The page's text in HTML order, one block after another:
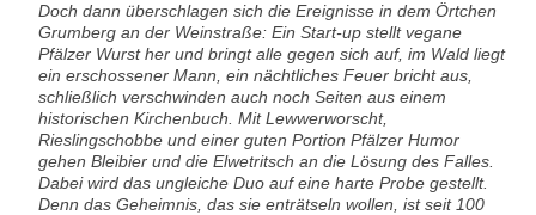
Doch dann überschlagen sich die Ereignisse in dem Örtchen
Grumberg an der Weinstraße: Ein Start-up stellt vegane
Pfälzer Wurst her und bringt alle gegen sich auf, im Wald liegt
ein erschossener Mann, ein nächtliches Feuer bricht aus,
schließlich verschwinden auch noch Seiten aus einem
historischen Kirchenbuch. Mit Lewwerworscht,
Rieslingschobbe und einer guten Portion Pfälzer Humor
gehen Bleibier und die Elwetritsch an die Lösung des Falles.
Dabei wird das ungleiche Duo auf eine harte Probe gestellt.
Denn das Geheimnis, das sie enträtseln wollen, ist seit 100